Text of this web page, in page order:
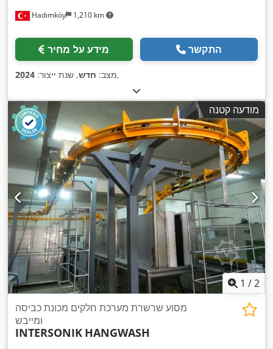
Hadımköy 1,210 km
מידע על מחיר התקשר
מצב: חדש, שנת ייצור: 2024 ,
מודעה קטנה
1 /2
מסוע שרשרת מערכת חלקים מכונת כביסה
ומייבש
INTERSONIK HANGWASH